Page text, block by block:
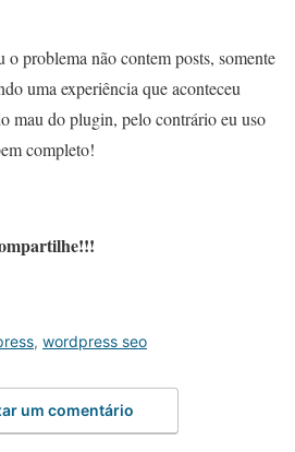
o problema não contem posts, somente
uma experiência que aconteceu
mau do plugin, pelo contrário eu uso
completo!
, wordpress seo
um comentário